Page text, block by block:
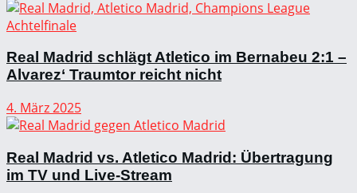
Real Madrid schlägt Atletico im Bernabeu 2:1 –
Alvarez‘ Traumtor reicht nicht
4. März 2025
Real Madrid vs. Atletico Madrid: Übertragung
im TV und Live-Stream